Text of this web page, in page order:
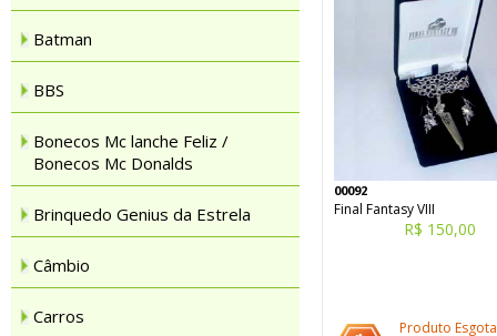
Batman
BBS
Bonecos Mc lanche Feliz /
Bonecos Mc Donalds
Brinquedo Genius da Estrela
Câmbio
Carros
00092
Final Fantasy VIII
R$ 150,00
Produto